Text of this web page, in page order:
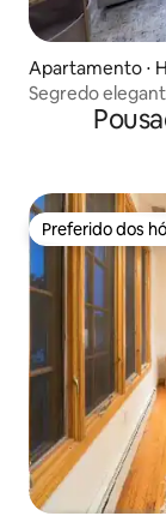
Apartamento ⋅
Segredo
pessoas, perto
Preferido dos
Preferido dos